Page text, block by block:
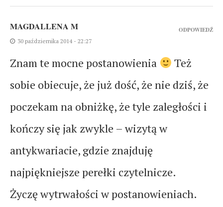
MAGDALLENA M
30 października 2014 - 22:27
Znam te mocne postanowienia
Też
sobie obiecuje, że już dość, że nie dziś, że
poczekam na obniżkę, że tyle zaległości i
kończy się jak zwykle – wizytą w
antykwariacie, gdzie znajduję
najpiękniejsze perełki czytelnicze.
Życzę wytrwałości w postanowieniach.
ODPOWIEDŹ